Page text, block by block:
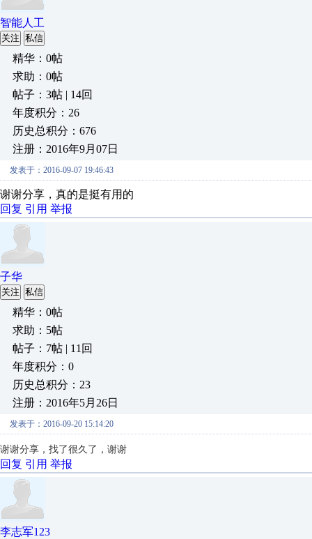
智能人工
关注 私信
精华：0帖
求助：0帖
帖子：3帖 | 14回
年度积分：26
历史总积分：676
注册：2016年9月07日
发表于：2016-09-07 19:46:43
谢谢分享，真的是挺有用的
回复 引用 举报
子华
关注 私信
精华：0帖
求助：5帖
帖子：7帖 | 11回
年度积分：0
历史总积分：23
注册：2016年5月26日
发表于：2016-09-20 15:14:20
谢谢分享，找了很久了，谢谢
回复 引用 举报
李志军123